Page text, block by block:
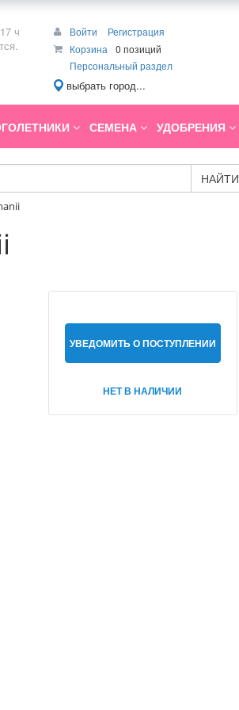
ч
Войти
Регистрация
Корзина
0 позиций
Персональный раздел
выбрать город...
СЕМЕНА УДОБРЕНИЯ
НАЙТИ
УВЕДОМИТЬ О ПОСТУПЛЕНИИ
НЕТ В НАЛИЧИИ